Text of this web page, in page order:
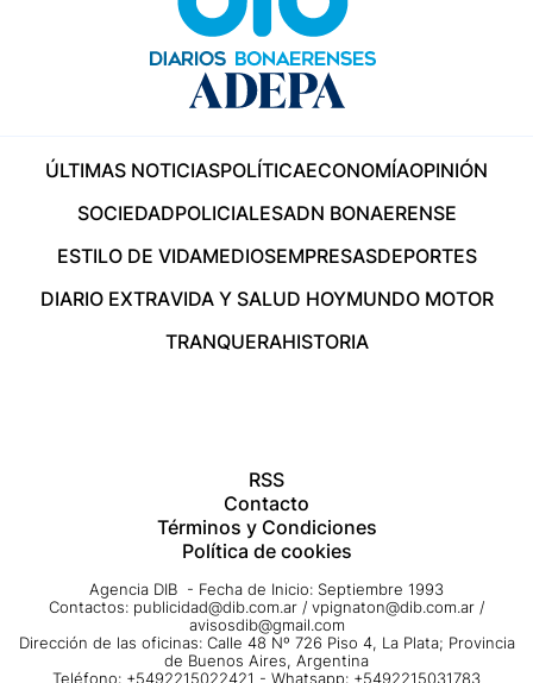
ÚLTIMAS NOTICIASPOLÍTICAECONOMÍAOPINIÓN
SOCIEDADPOLICIALESADN BONAERENSE
ESTILO DE VIDAMEDIOSEMPRESASDEPORTES
DIARIO EXTRAVIDA Y SALUD HOYMUNDO MOTOR
TRANQUERAHISTORIA
RSS
Contacto
Términos y Condiciones
Política de cookies
Agencia DIB - Fecha de Inicio: Septiembre 1993
Contactos: publicidad@dib.com.ar / vpignaton@dib.com.ar /
avisosdib@gmail.com
Dirección de las oficinas: Calle 48 Nº 726 Piso 4, La Plata; Provincia
de Buenos Aires, Argentina
Teléfono: +5492215022421 - Whatsapp: +5492215031783